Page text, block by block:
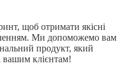
щоб отримати якісні
Ми допоможемо вам
продукт, який
вашим клієнтам!